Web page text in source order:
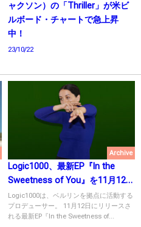
ャクソン）の「Thriller」が米ビ
ルボード・チャートで急上昇
中！
23/10/22
Archive
Logic1000、最新EP『In the
Sweetness of You』を11月12日
にリリース！
Logic1000は、ベルリンを拠点に活動する
プロデューサー。 11月12日にリリースさ
れる最新EP『In the Sweetness of...